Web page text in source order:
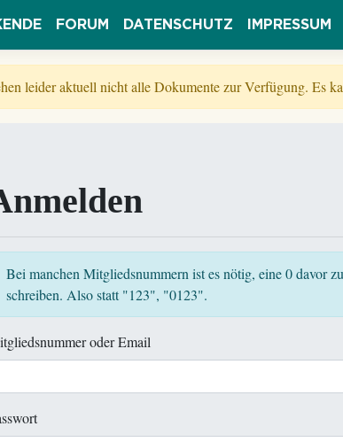
FORUM DATENSCHUTZ IMPRESSUM
leider aktuell nicht alle Dokumente zur Verfügung. Es
Bei manchen Mitgliedsnummern ist es nötig, eine 0 davor zu
schreiben. Also statt "123", "0123".
oder Email